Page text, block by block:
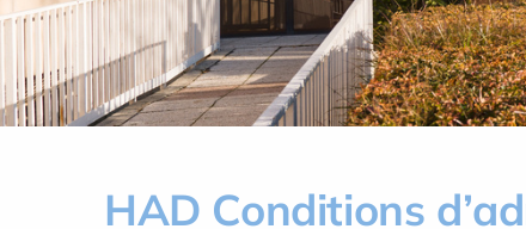
HAD Conditions